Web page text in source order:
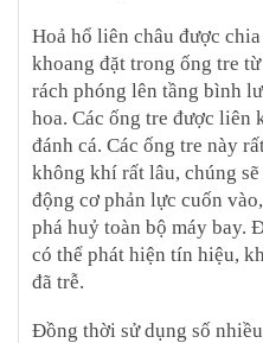
Hoả hổ liên châu được
khoang đặt trong ống tre
rách phóng lên tầng bình
hoa. Các ống tre được liên
đánh cá. Các ống tre này
không khí rất lâu, chúng
động cơ phản lực cuốn
phá huỷ toàn bộ máy bay.
có thể phát hiện tín hiệu,
đã trễ.
Đồng thời sử dụng số